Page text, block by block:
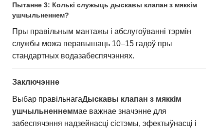
Пытанне 3: Колькі служыць дыскавы клапан з мяккім
ушчыльненнем?
Пры правільным мантажы і абслугоўванні тэрмін
службы можа перавышаць 10–15 гадоў пры
стандартных водазабеспячэннях.
Заключэнне
Выбар правільнагаДыскавы клапан з мяккім
ушчыльненнеммае важнае значэнне для
забеспячэння надзейнасці сістэмы, эфектыўнасці і